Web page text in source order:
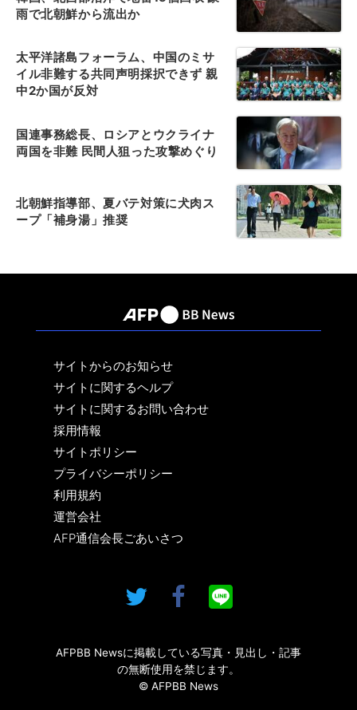
雨で北朝鮮から流出か
太平洋諸島フォーラム、中国のミサ
イル非難する共同声明採択できず 親
中2か国が反対
国連事務総長、ロシアとウクライナ
両国を非難 民間人狙った攻撃めぐり
北朝鮮指導部、夏バテ対策に犬肉ス
ープ「補身湯」推奨
サイトからのお知らせ
サイトに関するヘルプ
サイトに関するお問い合わせ
採用情報
サイトポリシー
プライバシーポリシー
利用規約
運営会社
AFP通信会長ごあいさつ
AFPBB Newsに掲載している写真・見出し・記事
の無断使用を禁じます。
© AFPBB News